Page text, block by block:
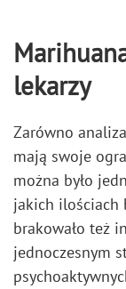
lekarzy
Zarówno
mają swoje
można było
jakich ilościach
brakowało też
jednoczesnym